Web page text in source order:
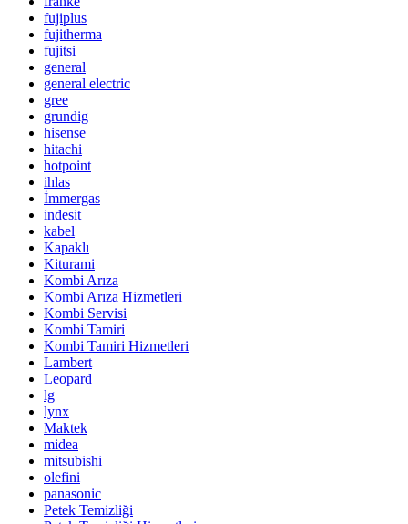
fujiplus
fujitherma
fujitsi
general
general electric
gree
grundig
hisense
hitachi
hotpoint
ihlas
İmmergas
indesit
kabel
Kapaklı
Kiturami
Kombi Arıza
Kombi Arıza Hizmetleri
Kombi Servisi
Kombi Tamiri
Kombi Tamiri Hizmetleri
Lambert
Leopard
lg
lynx
Maktek
midea
mitsubishi
olefini
panasonic
Petek Temizliği